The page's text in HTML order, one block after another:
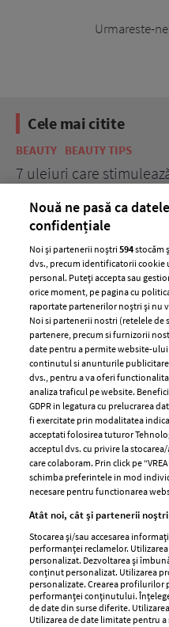
Urmareste-
Cele mai citite
BEAUTY BEAUTY TIPS
7 uleiuri care
ELLE Style Awards
2024
Despre ELLE
Romania
Contact
Abonamente
GSP
Unica
Baby
Retete
Nouă ne pasă ca
confidențiale
Noi și partenerii noștri594stocăm
dvs., precum identificatorii cookie
personal. Puteți accepta sau
orice moment, pe pagina cu
raportate partenerilor noștri și nu
Noi si partenerii nostri (retelele de
partenere, precum si furnizorii
date pentru a permite website-
continutul si anunturile
dvs., pentru a va oferi
analiza traficul pe website.
GDPR in legatura cu prelucrarea
fi exercitate prin modalitatea
acceptati folosirea tuturor
acceptul dvs. cu privire la
care colaboram. Prin click pe
schimba preferintele in mod
necesare pentru functionarea
Atât noi, cât și partenerii
Stocarea și/sau accesarea
performanței reclamelor.
personalizat. Dezvoltarea și
conținut personalizat. Utilizarea
personalizate. Crearea profilurilor
performanței conținutului.
de date din surse diferite.
Utilizarea de date limitate pentru